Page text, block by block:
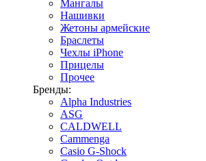
Мангалы
Нашивки
Жетоны армейские
Браслеты
Чехлы iPhone
Прицелы
Прочее
Бренды:
Alpha Industries
ASG
CALDWELL
Cammenga
Casio G-Shock